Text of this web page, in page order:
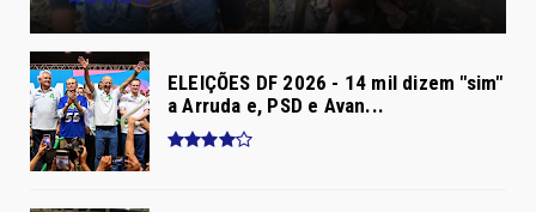
ELEIÇÕES DF 2026 - 14 mil dizem "sim"
a Arruda e, PSD e Avan...